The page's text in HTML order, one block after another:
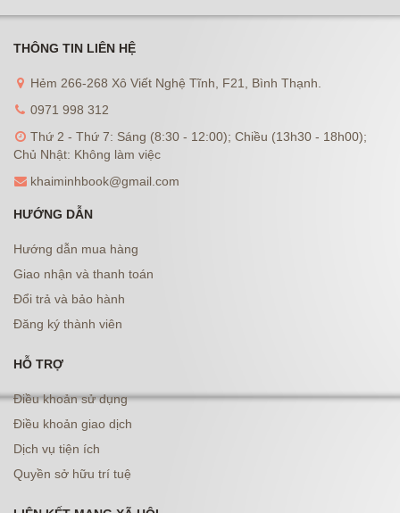
THÔNG TIN LIÊN HỆ
Hẻm 266-268 Xô Viết Nghệ Tĩnh, F21, Bình Thạnh.
0971 998 312
Thứ 2 - Thứ 7: Sáng (8:30 - 12:00); Chiều (13h30 - 18h00);
Chủ Nhật: Không làm việc
khaiminhbook@gmail.com
HƯỚNG DẪN
Hướng dẫn mua hàng
Giao nhận và thanh toán
Đổi trả và bảo hành
Đăng ký thành viên
HỖ TRỢ
Điều khoản sử dụng
Điều khoản giao dịch
Dịch vụ tiện ích
Quyền sở hữu trí tuệ